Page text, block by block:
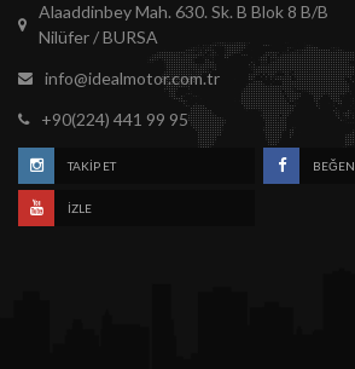
Alaaddinbey Mah. 630. Sk. B Blok 8 B/B
Nilüfer / BURSA
info@idealmotor.com.tr
+90(224) 441 99 95
TAKIP ET BEĞEN
İZLE